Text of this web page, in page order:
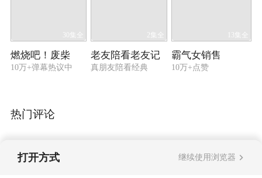
30集全
燃烧吧！废柴
10万+弹幕热议中
2集全
老友陪看老友记
真朋友陪看经典
13集全
霸气女销售
10万+点赞
热门评论
打开方式 继续使用浏览器